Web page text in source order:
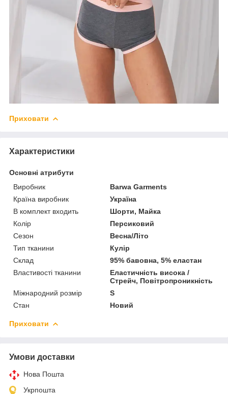
Приховати
Характеристики
Основні атрибути
Виробник
Barwa Garments
Країна виробник
Україна
В комплект входить
Шорти, Майка
Колір
Персиковий
Сезон
Весна/Літо
Тип тканини
Кулір
Склад
95% бавовна, 5% еластан
Властивості тканини
Еластичність висока /
Стрейч, Повітропроникність
Міжнародний розмір
S
Стан
Новий
Приховати
Умови доставки
Нова Пошта
Укрпошта